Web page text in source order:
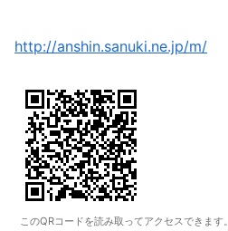
http://anshin.sanuki.ne.jp/m/
このQRコードを読み取ってアクセスできます。